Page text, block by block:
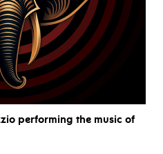
performing the music of